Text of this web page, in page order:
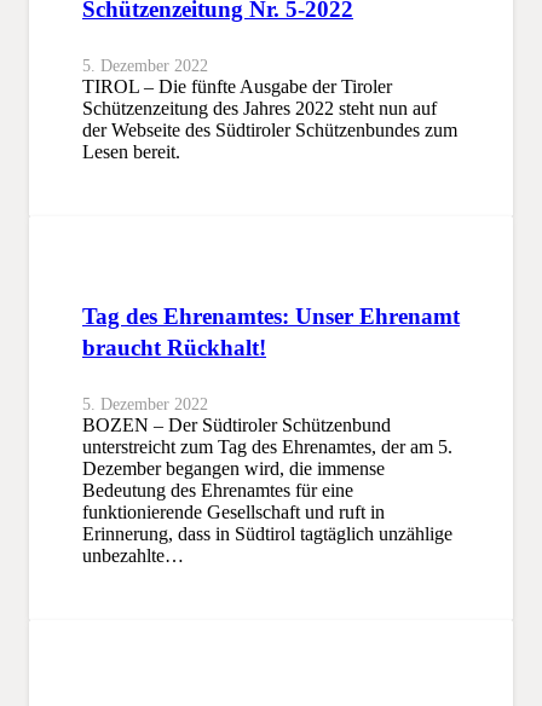
Schützenzeitung Nr. 5-2022
5. Dezember 2022
TIROL – Die fünfte Ausgabe der Tiroler
Schützenzeitung des Jahres 2022 steht nun auf
der Webseite des Südtiroler Schützenbundes zum
Lesen bereit.
Tag des Ehrenamtes: Unser Ehrenamt
braucht Rückhalt!
5. Dezember 2022
BOZEN – Der Südtiroler Schützenbund
unterstreicht zum Tag des Ehrenamtes, der am 5.
Dezember begangen wird, die immense
Bedeutung des Ehrenamtes für eine
funktionierende Gesellschaft und ruft in
Erinnerung, dass in Südtirol tagtäglich unzählige
unbezahlte…